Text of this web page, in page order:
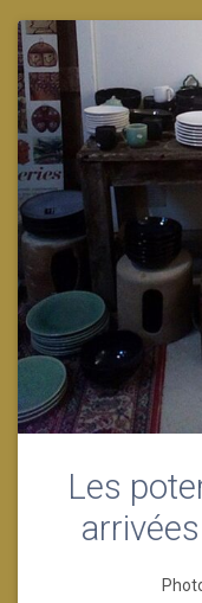
Les